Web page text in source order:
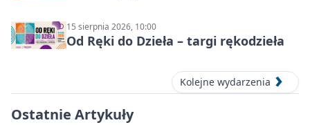
15 sierpnia 2026, 10:00
Od Ręki do Dzieła – targi rękodzieła
Kolejne wydarzenia
Ostatnie Artykuły